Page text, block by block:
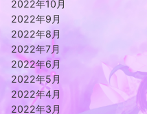
2022年10月
2022年9月
2022年8月
2022年7月
2022年6月
2022年5月
2022年4月
2022年3月